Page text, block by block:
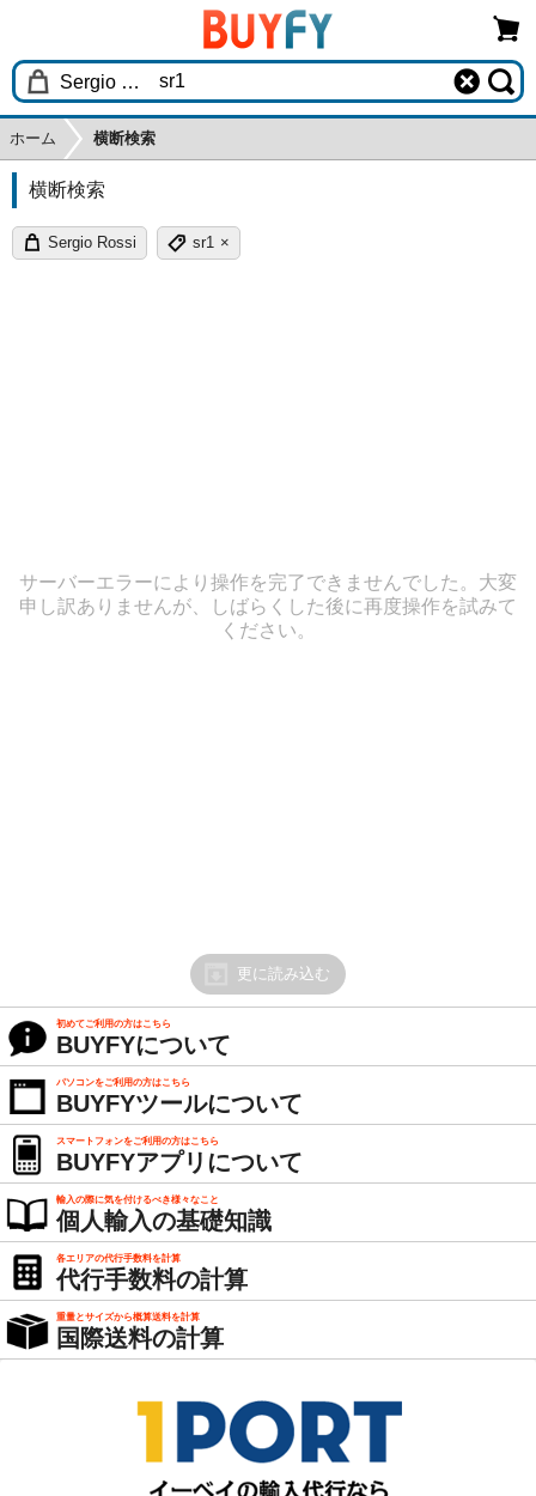
ホーム 横断検索
横断検索
Sergio Rossi sr1 ×
サーバーエラーにより操作を完了できませんでした。大変
申し訳ありませんが、しばらくした後に再度操作を試みて
ください。
更に読み込む
初めてご利用の方はこちら
BUYFYについて
パソコンをご利用の方はこちら
BUYFYツールについて
スマートフォンをご利用の方はこちら
BUYFYアプリについて
輸入の際に気を付けるべき様々なこと
個人輸入の基礎知識
各エリアの代行手数料を計算
代行手数料の計算
重量とサイズから概算送料を計算
国際送料の計算